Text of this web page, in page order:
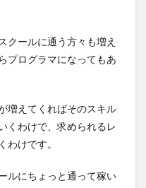
クールに通う方々も増え
プログラマになってもあ
増えてくればそのスキル
くわけで、求められるレ
わけです。
ルにちょっと通って稼い